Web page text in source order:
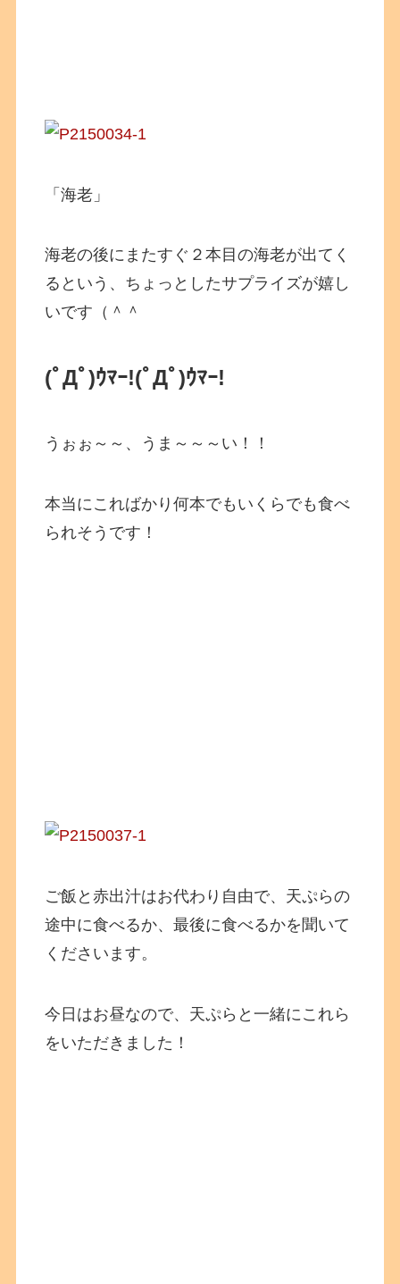
「海老」
海老の後にまたすぐ２本目の海老が出てく
るという、ちょっとしたサプライズが嬉し
いです（＾＾
(ﾟДﾟ)ｳﾏｰ!(ﾟДﾟ)ｳﾏｰ!
うぉぉ～～、うま～～～い！！
本当にこればかり何本でもいくらでも食べ
られそうです！
ご飯と赤出汁はお代わり自由で、天ぷらの
途中に食べるか、最後に食べるかを聞いて
くださいます。
今日はお昼なので、天ぷらと一緒にこれら
をいただきました！